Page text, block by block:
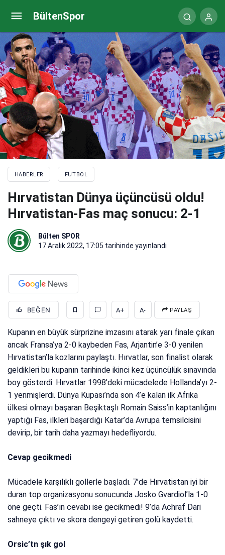
BültenSpor
HABERLER FUTBOL
Hırvatistan Dünya üçüncüsü oldu!
Hırvatistan-Fas maç sonucu: 2-1
Bülten SPOR
17 Aralık 2022, 17:05 tarihinde yayınlandı
BEĞEN A+ A- PAYLAŞ
Kupanın en büyük sürprizine imzasını atarak yarı finale çıkan
ancak Fransa’ya 2-0 kaybeden Fas, Arjantin’e 3-0 yenilen
Hırvatistan’la kozlarını paylaştı. Hırvatlar, son finalist olarak
geldikleri bu kupanın tarihinde ikinci kez üçüncülük sınavında
boy gösterdi. Hırvatlar 1998’deki mücadelede Hollanda’yı 2-
1 yenmişlerdi. Dünya Kupası’nda son 4’e kalan ilk Afrika
ülkesi olmayı başaran Beşiktaşlı Romain Saiss’in kaptanlığını
yaptığı Fas, ilkleri başardığı Katar’da Avrupa temsilcisini
devirip, bir tarih daha yazmayı hedefliyordu.
Cevap gecikmedi
Mücadele karşılıklı gollerle başladı. 7’de Hırvatistan iyi bir
duran top organizasyonu sonucunda Josko Gvardiol’la 1-0
öne geçti. Fas’ın cevabı ise gecikmedi! 9’da Achraf Dari
sahneye çıktı ve skora dengeyi getiren golü kaydetti.
Orsic’tn şık gol
Dünya Kupası’nda üçüncülük maçı | Hırvatistan-Fas
(CANLI)